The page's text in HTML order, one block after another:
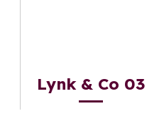
Lynk & Co 03